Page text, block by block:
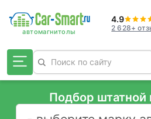
4.9
2 628+
Подбор штатной